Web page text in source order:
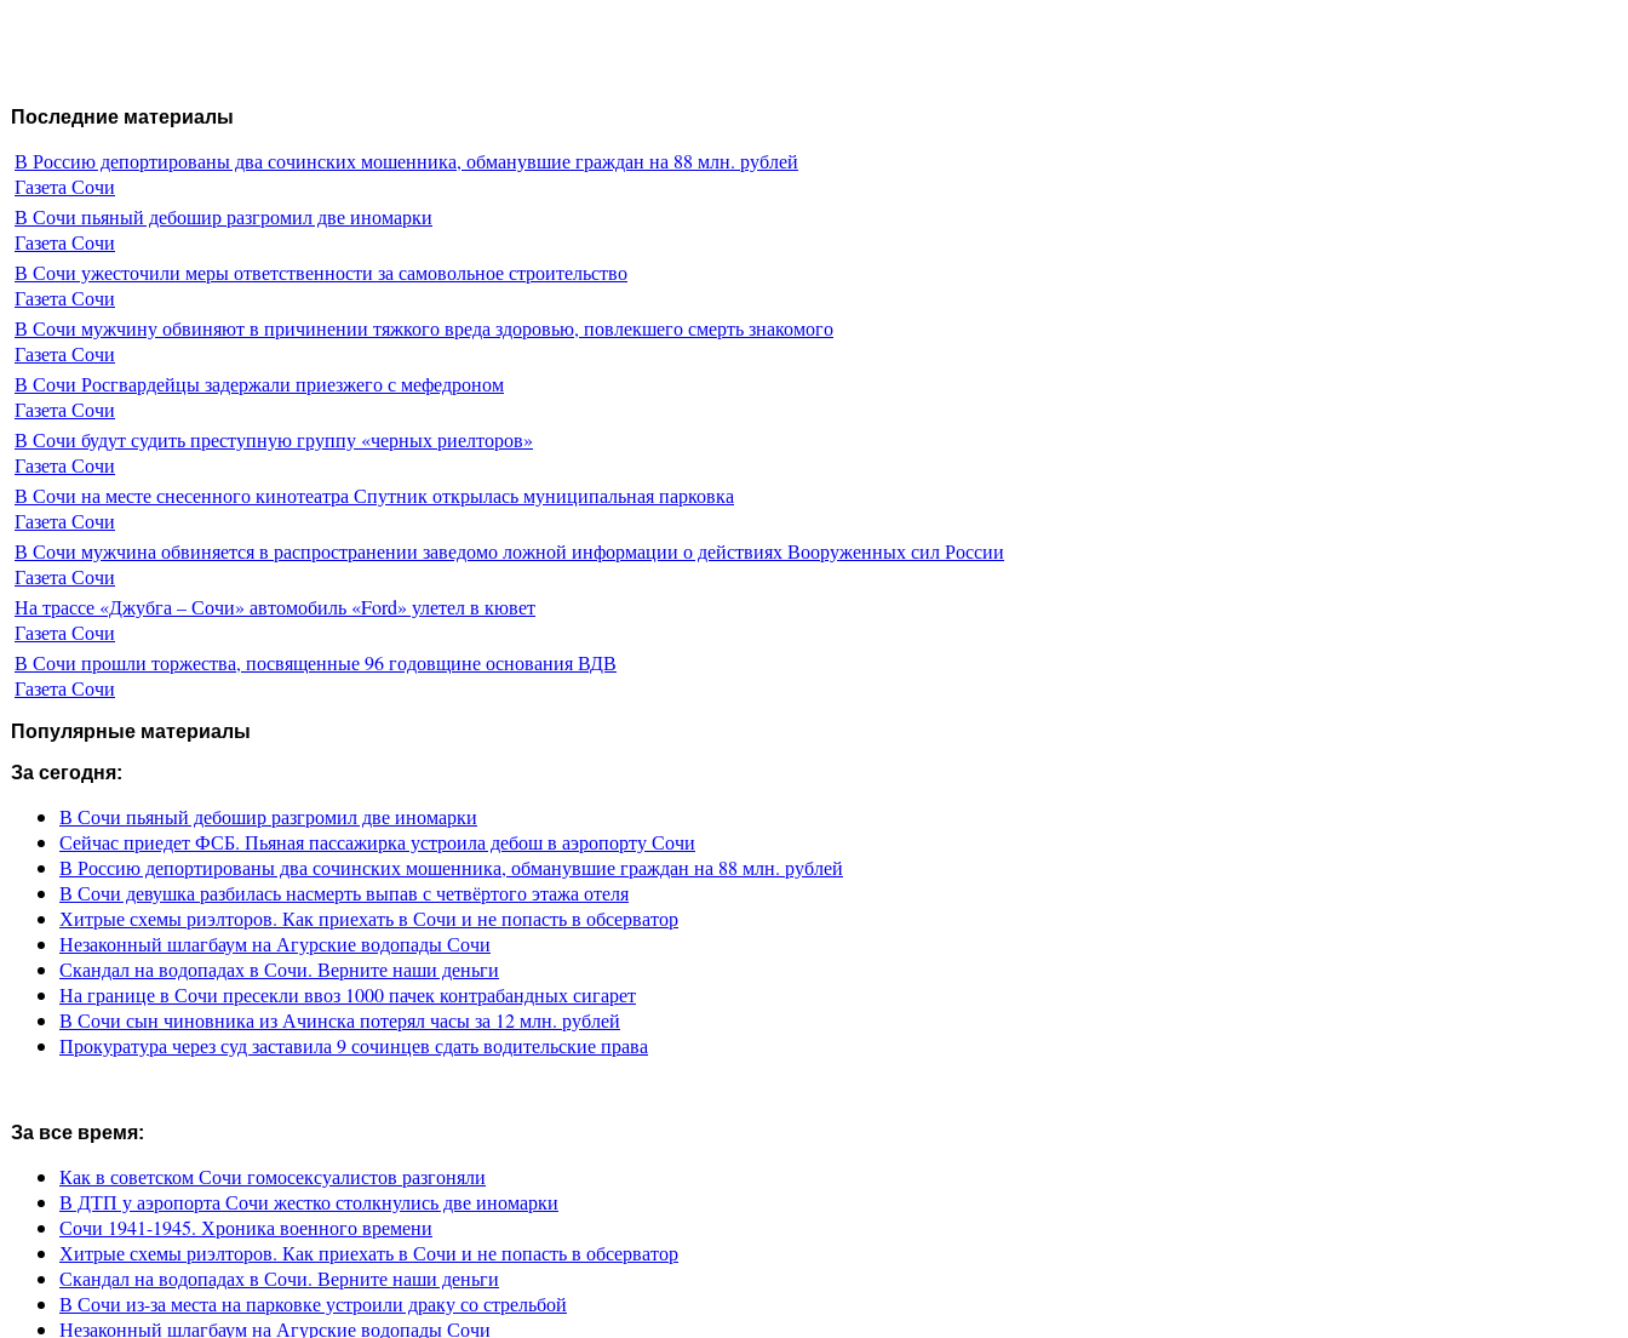
Последние материалы
В Россию депортированы два сочинских мошенника, обманувшие граждан на 88 млн. рублей
Газета Сочи
В Сочи пьяный дебошир разгромил две иномарки
Газета Сочи
В Сочи ужесточили меры ответственности за самовольное строительство
Газета Сочи
В Сочи мужчину обвиняют в причинении тяжкого вреда здоровью, повлекшего смерть знакомого
Газета Сочи
В Сочи Росгвардейцы задержали приезжего с мефедроном
Газета Сочи
В Сочи будут судить преступную группу «черных риелторов»
Газета Сочи
В Сочи на месте снесенного кинотеатра Спутник открылась муниципальная парковка
Газета Сочи
В Сочи мужчина обвиняется в распространении заведомо ложной информации о действиях Вооруженных сил России
Газета Сочи
На трассе «Джубга – Сочи» автомобиль «Ford» улетел в кювет
Газета Сочи
В Сочи прошли торжества, посвященные 96 годовщине основания ВДВ
Газета Сочи
Популярные материалы
За сегодня:
В Сочи пьяный дебошир разгромил две иномарки
Сейчас приедет ФСБ. Пьяная пассажирка устроила дебош в аэропорту Сочи
В Россию депортированы два сочинских мошенника, обманувшие граждан на 88 млн. рублей
В Сочи девушка разбилась насмерть выпав с четвёртого этажа отеля
Хитрые схемы риэлторов. Как приехать в Сочи и не попасть в обсерватор
Незаконный шлагбаум на Агурские водопады Сочи
Скандал на водопадах в Сочи. Верните наши деньги
На границе в Сочи пресекли ввоз 1000 пачек контрабандных сигарет
В Сочи сын чиновника из Ачинска потерял часы за 12 млн. рублей
Прокуратура через суд заставила 9 сочинцев сдать водительские права
За все время:
Как в советском Сочи гомосексуалистов разгоняли
В ДТП у аэропорта Сочи жестко столкнулись две иномарки
Сочи 1941-1945. Хроника военного времени
Хитрые схемы риэлторов. Как приехать в Сочи и не попасть в обсерватор
Скандал на водопадах в Сочи. Верните наши деньги
В Сочи из-за места на парковке устроили драку со стрельбой
Незаконный шлагбаум на Агурские водопады Сочи